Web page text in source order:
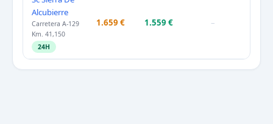
Alcubierre
Carretera A-129
Km. 41,150
24H
1.659 € 1.559 € –